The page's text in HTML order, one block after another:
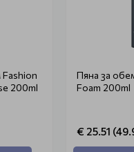
200ml
Пяна за
Foam 200ml
€ 25.51